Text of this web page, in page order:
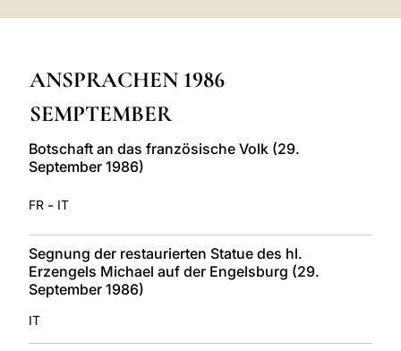
ANSPRACHEN 1986
SEMPTEMBER
Botschaft an das französische Volk (29.
September 1986)
FR - IT
Segnung der restaurierten Statue des hl.
Erzengels Michael auf der Engelsburg (29.
September 1986)
IT